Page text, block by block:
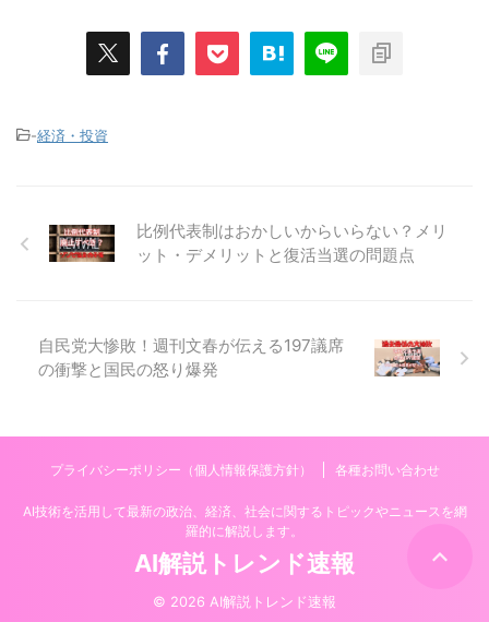
-経済・投資
比例代表制はおかしいからいらない？メリ
ット・デメリットと復活当選の問題点
自民党大惨敗！週刊文春が伝える197議席
の衝撃と国民の怒り爆発
プライバシーポリシー（個人情報保護方針） 各種お問い合わせ
AI技術を活用して最新の政治、経済、社会に関するトピックやニュースを網
羅的に解説します。
AI解説トレンド速報
© 2026 AI解説トレンド速報